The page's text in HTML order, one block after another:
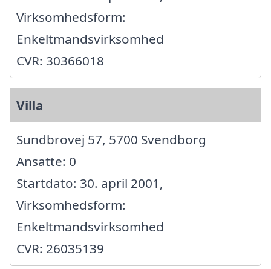
Virksomhedsform:
Enkeltmandsvirksomhed
CVR: 30366018
Villa
Sundbrovej 57, 5700 Svendborg
Ansatte: 0
Startdato: 30. april 2001,
Virksomhedsform:
Enkeltmandsvirksomhed
CVR: 26035139